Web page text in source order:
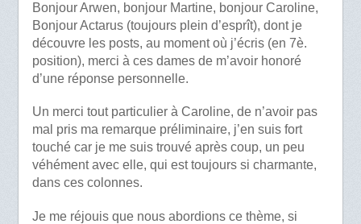
Bonjour Arwen, bonjour Martine, bonjour Caroline,
Bonjour Actarus (toujours plein d’esprît), dont je
découvre les posts, au moment où j’écris (en 7è.
position), merci à ces dames de m’avoir honoré
d’une réponse personnelle.
Un merci tout particulier à Caroline, de n’avoir pas
mal pris ma remarque préliminaire, j’en suis fort
touché car je me suis trouvé après coup, un peu
véhément avec elle, qui est toujours si charmante,
dans ces colonnes.
Je me réjouis que nous abordions ce thème, si